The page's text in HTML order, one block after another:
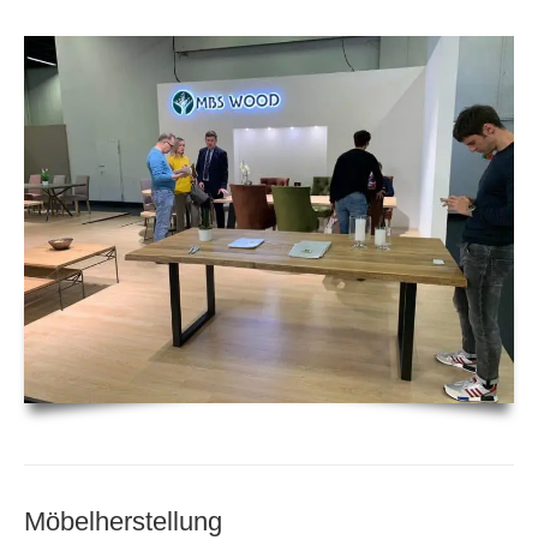
Möbelherstellung